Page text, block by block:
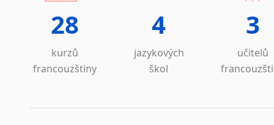
28
kurzů
francouzštiny
4
jazykových
škol
3
učitelů